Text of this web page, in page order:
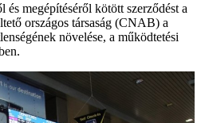
és megépítéséről kötött szerződést a
országos társaság (CNAB) a
növelése, a működtetési